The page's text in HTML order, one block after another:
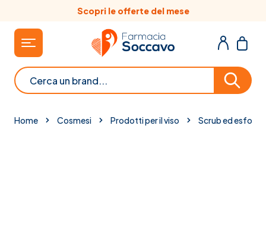
Salta al contenutoScopri le offerte del mese
Cerca
Home Cosmesi Prodotti per il viso Scrub ed